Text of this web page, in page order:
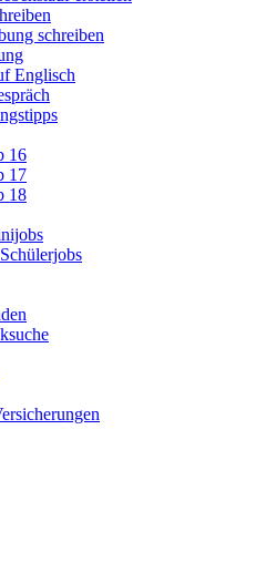
schreiben
Englisch
16
17
18